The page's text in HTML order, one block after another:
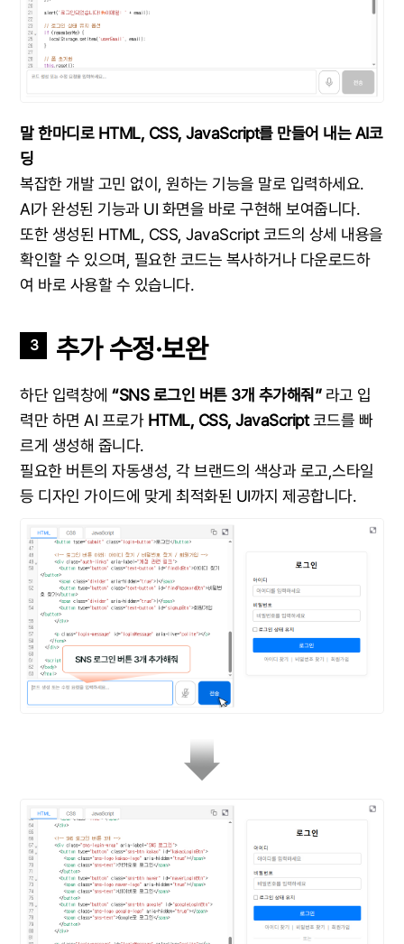
말 한마디로 HTML, CSS, JavaScript를 만들어 내는 AI코
딩
복잡한 개발 고민 없이, 원하는 기능을 말로 입력하세요.
AI가 완성된 기능과 UI 화면을 바로 구현해 보여줍니다.
또한 생성된 HTML, CSS, JavaScript 코드의 상세 내용을
확인할 수 있으며, 필요한 코드는 복사하거나 다운로드하
여 바로 사용할 수 있습니다.
3 추가 수정·보완
하단 입력창에“SNS 로그인 버튼 3개 추가해줘”라고 입
력만 하면 AI 프로가 HTML, CSS, JavaScript코드를 빠
르게 생성해 줍니다.
필요한 버튼의 자동생성, 각 브랜드의 색상과 로고,스타일
등 디자인 가이드에 맞게 최적화된 UI까지 제공합니다.